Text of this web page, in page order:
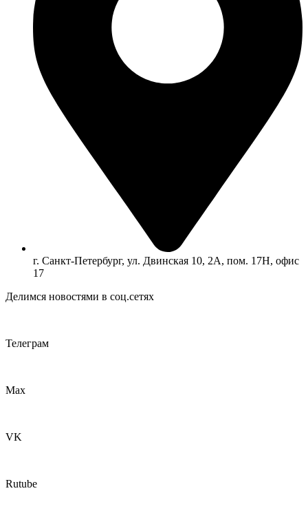
г. Санкт-Петербург, ул. Двинская 10, 2А, пом. 17Н, офис
17
Делимся новостями в соц.сетях
Телеграм
Max
VK
Rutube